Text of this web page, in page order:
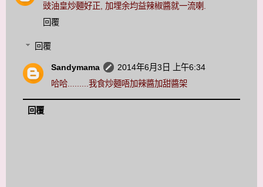
豉油皇炒麵好正, 加埋余均益辣椒醬就一流喇.
回覆
回覆
Sandymama
2014年6月3日 上午6:34
哈哈.........我食炒麵唔加辣醬加甜醬架
回覆